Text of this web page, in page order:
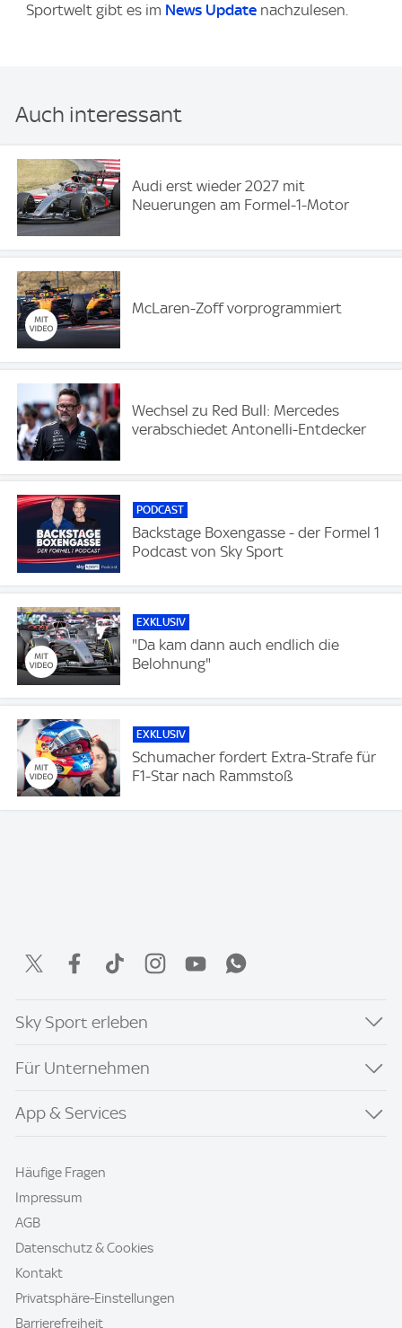
Sportwelt gibt es im News Update nachzulesen.
Auch interessant
Audi erst wieder 2027 mit
Neuerungen am Formel-1-Motor
McLaren-Zoff vorprogrammiert
Wechsel zu Red Bull: Mercedes
verabschiedet Antonelli-Entdecker
PODCAST
Backstage Boxengasse - der Formel 1
Podcast von Sky Sport
EXKLUSIV
"Da kam dann auch endlich die
Belohnung"
EXKLUSIV
Schumacher fordert Extra-Strafe für
F1-Star nach Rammstoß
Sky Sport erleben
Für Unternehmen
App & Services
Häufige Fragen
Impressum
AGB
Datenschutz & Cookies
Kontakt
Privatsphäre-Einstellungen
Barrierefreiheit